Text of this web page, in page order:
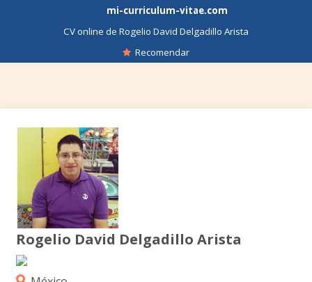
mi-curriculum-vitae.com
CV online de Rogelio David Delgadillo Arista
Recomendar
Rogelio David Delgadillo Arista